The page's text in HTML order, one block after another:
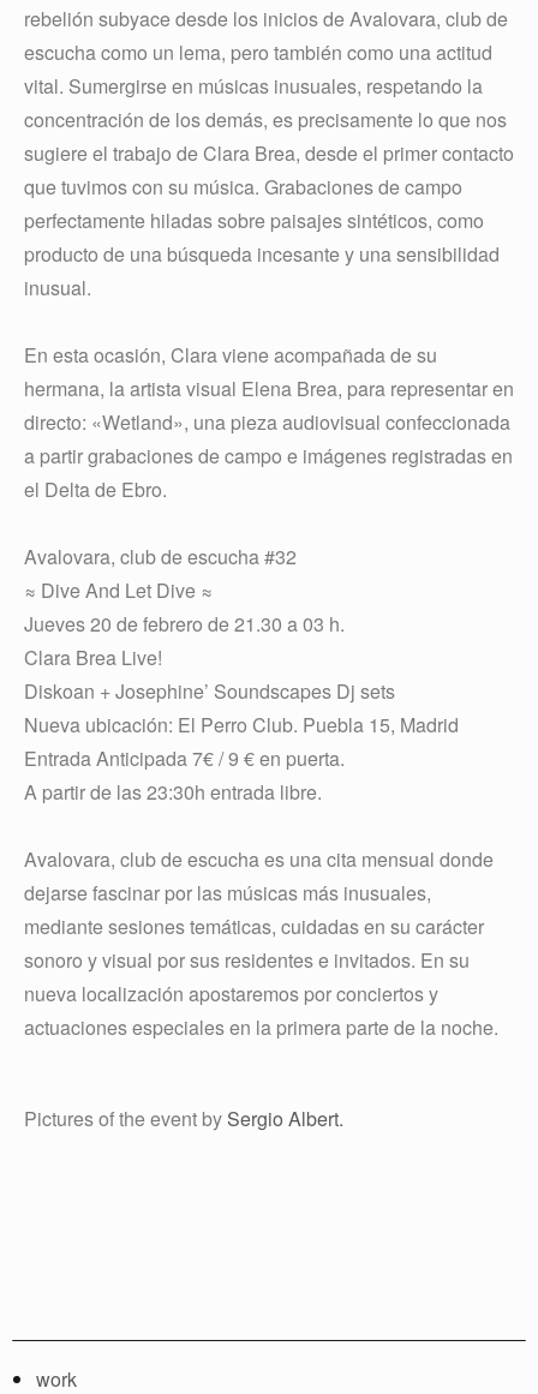
rebelión subyace desde los inicios de Avalovara, club de
escucha como un lema, pero también como una actitud
vital. Sumergirse en músicas inusuales, respetando la
concentración de los demás, es precisamente lo que nos
sugiere el trabajo de Clara Brea, desde el primer contacto
que tuvimos con su música. Grabaciones de campo
perfectamente hiladas sobre paisajes sintéticos, como
producto de una búsqueda incesante y una sensibilidad
inusual.
En esta ocasión, Clara viene acompañada de su
hermana, la artista visual Elena Brea, para representar en
directo: «Wetland», una pieza audiovisual confeccionada
a partir grabaciones de campo e imágenes registradas en
el Delta de Ebro.
Avalovara, club de escucha #32
≈ Dive And Let Dive ≈
Jueves 20 de febrero de 21.30 a 03 h.
Clara Brea Live!
Diskoan + Josephine’ Soundscapes Dj sets
Nueva ubicación: El Perro Club. Puebla 15, Madrid
Entrada Anticipada 7€ / 9 € en puerta.
A partir de las 23:30h entrada libre.
Avalovara, club de escucha es una cita mensual donde
dejarse fascinar por las músicas más inusuales,
mediante sesiones temáticas, cuidadas en su carácter
sonoro y visual por sus residentes e invitados. En su
nueva localización apostaremos por conciertos y
actuaciones especiales en la primera parte de la noche.
Pictures of the event by Sergio Albert​.
work